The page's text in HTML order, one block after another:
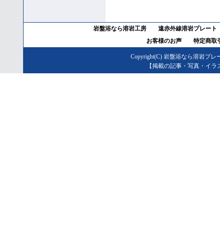
岩盤浴なら溶岩工房
遠赤外線溶岩プレート
お客様のお声
特定商取
Copyright(C) 岩盤浴なら溶岩プレ
【掲載の記事・写真・イ